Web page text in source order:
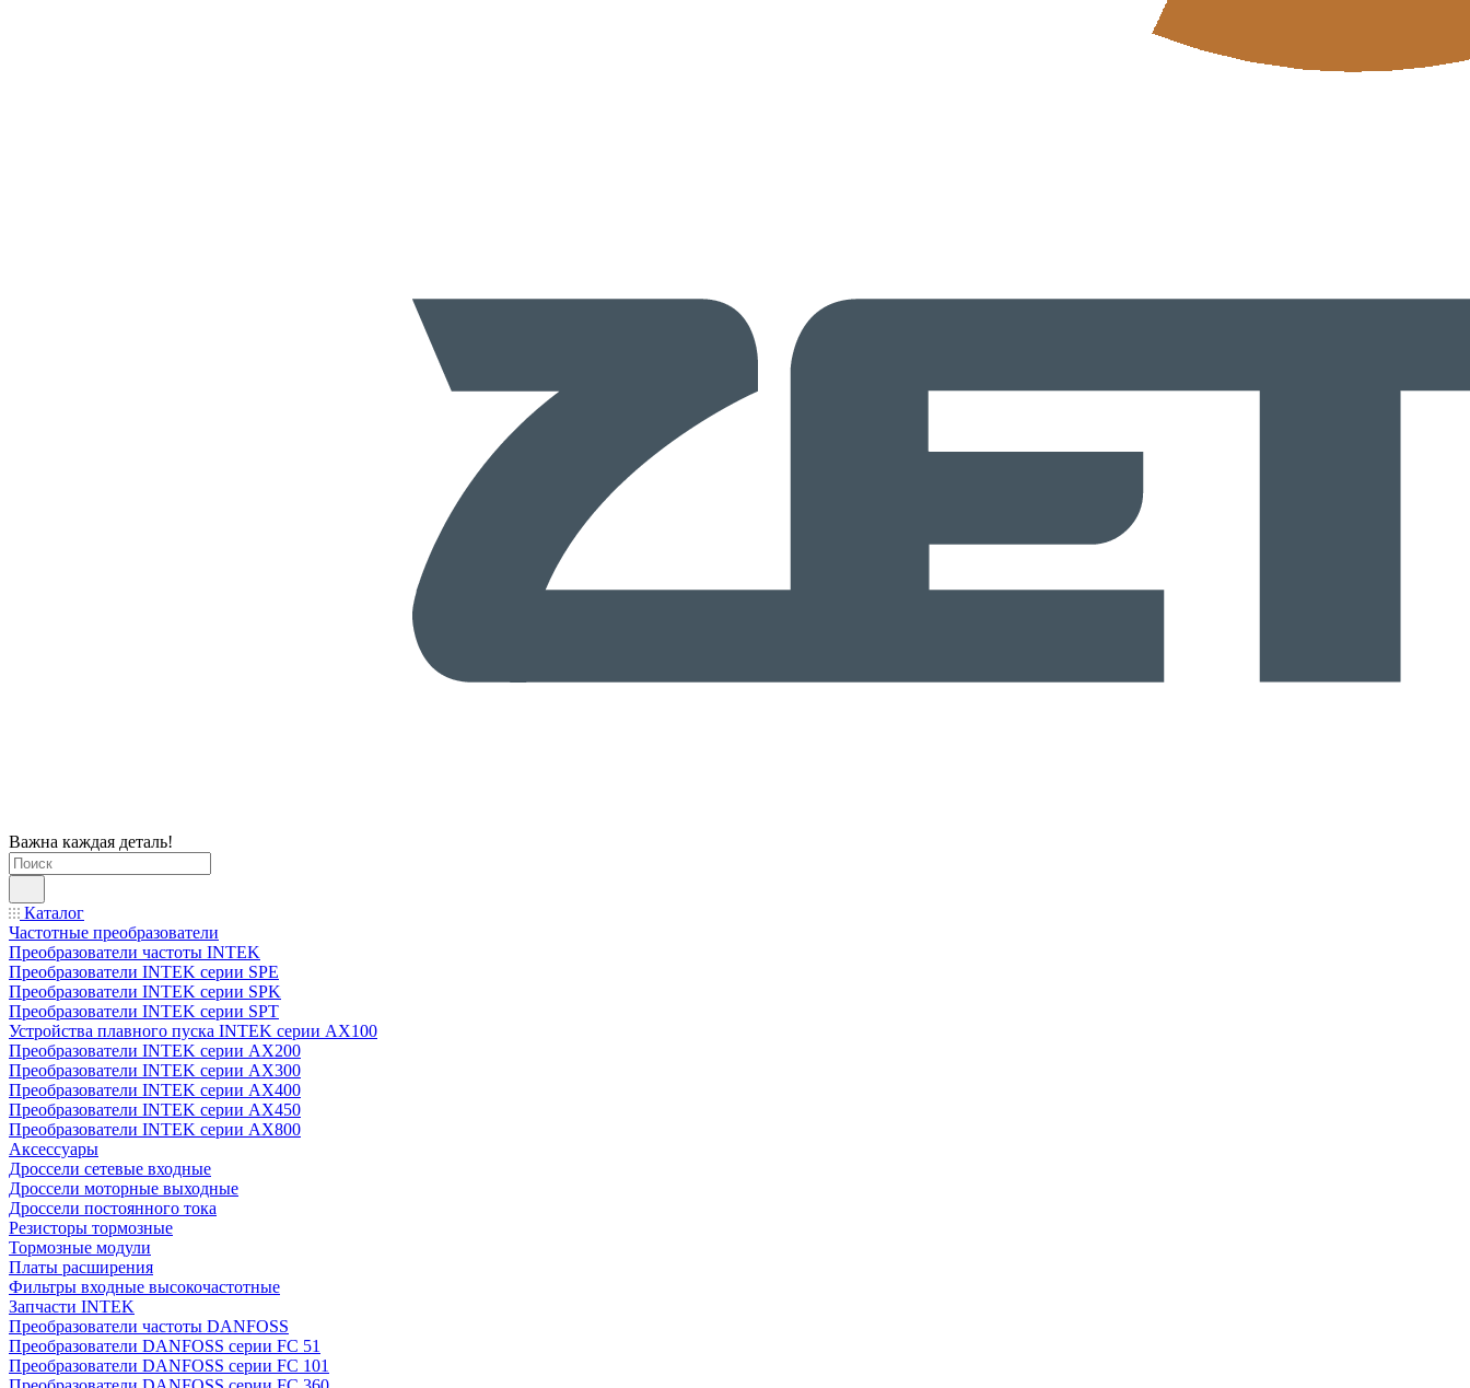
Важна каждая деталь!
Каталог
Частотные преобразователи
Преобразователи частоты INTEK
Преобразователи INTEK серии SPE
Преобразователи INTEK серии SPK
Преобразователи INTEK серии SPT
Устройства плавного пуска INTEK серии AX100
Преобразователи INTEK серии AX200
Преобразователи INTEK серии AX300
Преобразователи INTEK серии AX400
Преобразователи INTEK серии AX450
Преобразователи INTEK серии AX800
Аксессуары
Дроссели сетевые входные
Дроссели моторные выходные
Дроссели постоянного тока
Резисторы тормозные
Тормозные модули
Платы расширения
Фильтры входные высокочастотные
Запчасти INTEK
Преобразователи частоты DANFOSS
Преобразователи DANFOSS серии FC 51
Преобразователи DANFOSS серии FC 101